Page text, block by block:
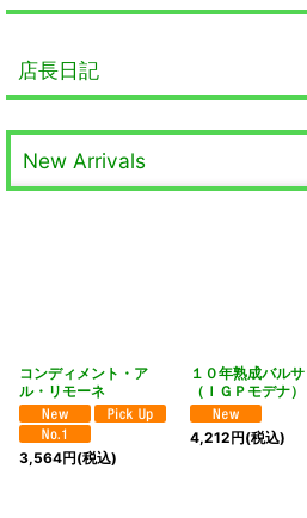
店長日記
New Arrivals
コンディメント・ア
ル・リモーネ
3,564円(税込)
１０年熟成バル
（ＩＧＰモデナ）
4,212円(税込)